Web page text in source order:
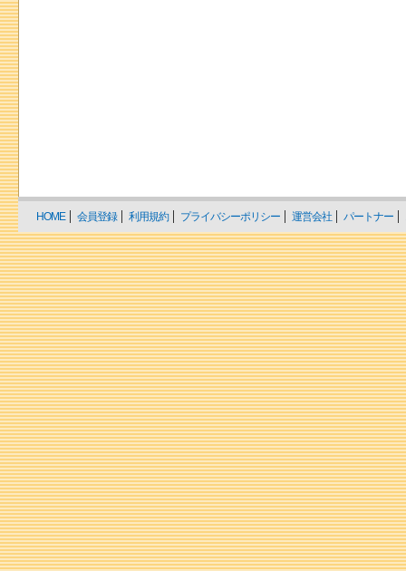
HOME 会員登録 利用規約 プライバシーポリシー 運営会社 パートナー